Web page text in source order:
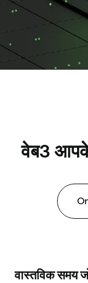
APP
वेब3 आपके फ़ोन, पीसी और मैक पर।
वास्तविक समय